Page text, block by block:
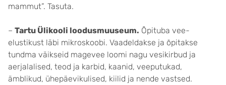
mammut”. Tasuta.
– Tartu Ülikooli loodusmuuseum. Õpituba vee-
elustikust läbi mikroskoobi. Vaadeldakse ja õpitakse
tundma väikseid magevee loomi nagu vesikirbud ja
aerjalalised, teod ja karbid, kaanid, veeputukad,
ämblikud, ühepäevikulised, kiilid ja nende vastsed.